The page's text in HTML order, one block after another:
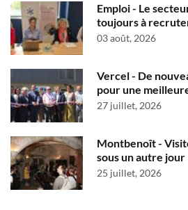
Emploi - Le
toujours à
03 août, 2026
Vercel - De
pour une
27 juillet, 2026
Montbenoît -
sous un autre jour
25 juillet, 2026